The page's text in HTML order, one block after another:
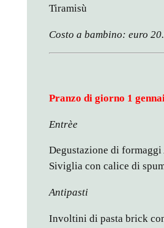
Tiramisù
Costo a bambino: euro
Pranzo di giorno 1
Entrèe
Degustazione di formaggi
Siviglia con calice di
Antipasti
Involtini di pasta brick